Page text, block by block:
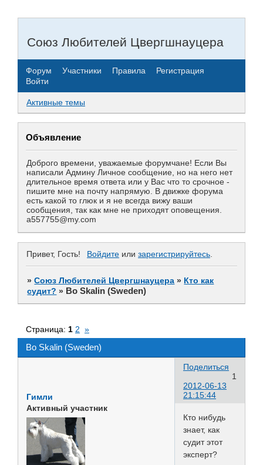
Союз Любителей Цвергшнауцера
Форум Участники Правила
Регистрация
Войти
Активные темы
Объявление
Доброго времени, уважаемые форумчане! Если Вы
написали Админу Личное сообщение, но на него нет
длительное время ответа или у Вас что то срочное -
пишите мне на почту напрямую. В движке форума
есть какой то глюк и я не всегда вижу ваши
сообщения, так как мне не приходят оповещения.
a557755@my.com
Привет, Гость! Войдите или зарегистрируйтесь.
»Союз Любителей Цвергшнауцера » Кто как
судит? » Bo Skalin (Sweden)
Bo Skalin (Sweden)
Страница: 1 2 »
Поделиться
1
2012-06-13
21:15:44
Гимли
Активный участник
Кто нибудь
знает, как
судит этот
эксперт?